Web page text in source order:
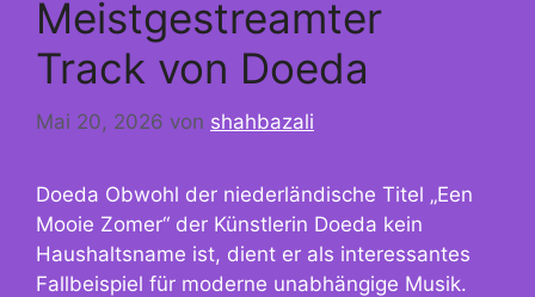
Meistgestreamter
Track von Doeda
Mai 20, 2026 von shahbazali
Doeda Obwohl der niederländische Titel „Een
Mooie Zomer“ der Künstlerin Doeda kein
Haushaltsname ist, dient er als interessantes
Fallbeispiel für moderne unabhängige Musik.